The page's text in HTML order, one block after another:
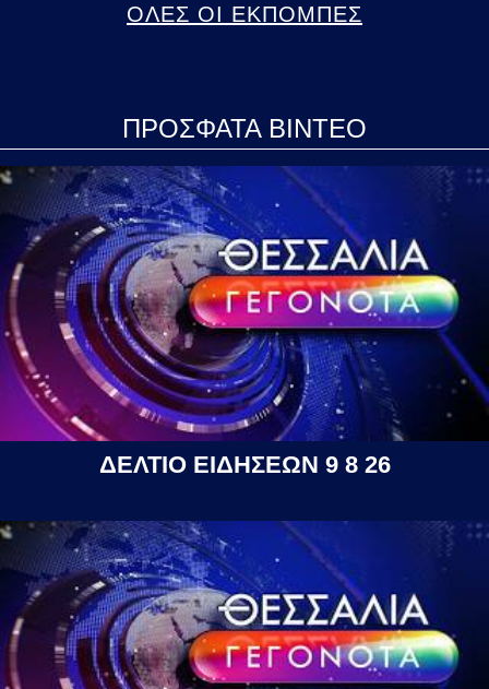
ΟΛΕΣ ΟΙ ΕΚΠΟΜΠΕΣ
ΠΡΟΣΦΑΤΑ ΒΙΝΤΕΟ
ΔΕΛΤΙΟ ΕΙΔΗΣΕΩΝ 9 8 26